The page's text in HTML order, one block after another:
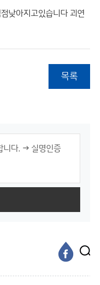
낮아지고있습니다 괴연
목록